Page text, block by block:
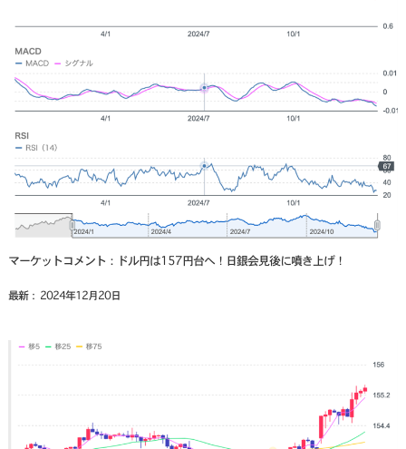
マーケットコメント：ドル円は157円台へ！日銀会見後に噴き上げ！
最新： 2024年12月20日